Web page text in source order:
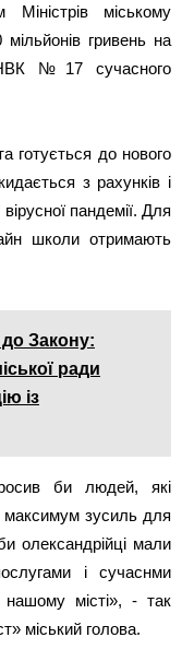
міському
гривень на
НВК №17 сучасного
готується до нового
з рахунків і
пандемії. Для
школи отримають
Закону:
ради
із
би людей, які
максимум зусиль для
олександрійці мали
і сучаснми
місті», - так
міський голова.